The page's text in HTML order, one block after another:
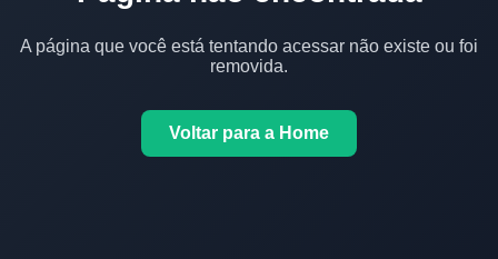
A página que você está tentando acessar não existe ou foi
removida.
Voltar para a Home